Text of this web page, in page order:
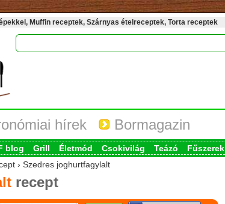
Muffin receptek, Szárnyas ételreceptek, Torta receptek
hírek Bormagazin
blog Grill Életmód Csokivilág Teázó Fűszerek
› Szedres joghurtfagylalt
recept